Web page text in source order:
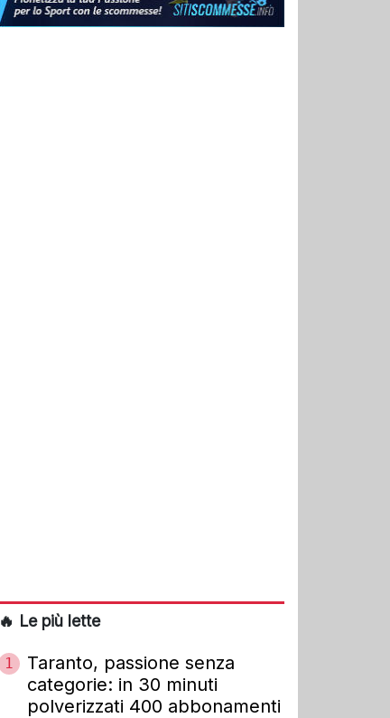
🔥 Le più lette
1
Taranto, passione senza
categorie: in 30 minuti
polverizzati 400 abbonamenti